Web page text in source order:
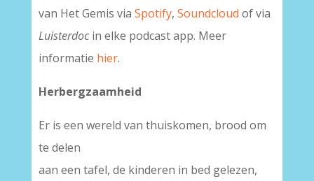
van Het Gemis via Spotify, Soundcloud of via
Luisterdocin elke podcast app. Meer
informatie hier.
Herbergzaamheid
Er is een wereld van thuiskomen, brood om
te delen
aan een tafel, de kinderen in bed gelezen,